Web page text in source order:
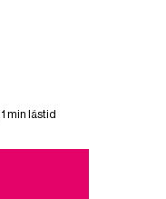
1 min lästid